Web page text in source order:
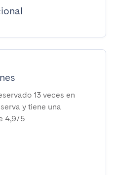
13 veces en
y tiene una
4,9/5